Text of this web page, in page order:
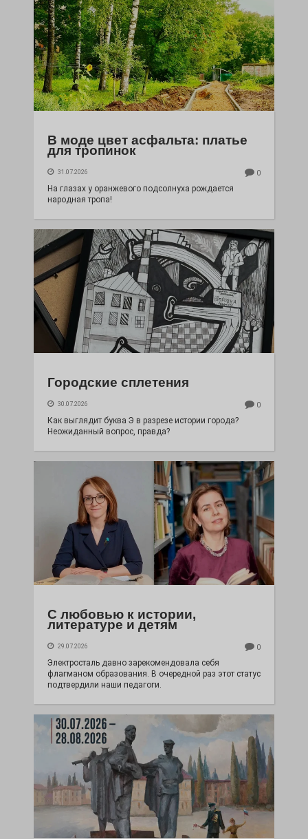
В моде цвет асфальта: платье
для тропинок
31.07.2026 0
На глазах у оранжевого подсолнуха рождается
народная тропа!
Городские сплетения
30.07.2026 0
Как выглядит буква Э в разрезе истории города?
Неожиданный вопрос, правда?
С любовью к истории,
литературе и детям
29.07.2026 0
Электросталь давно зарекомендовала себя
флагманом образования. В очередной раз этот статус
подтвердили наши педагоги.